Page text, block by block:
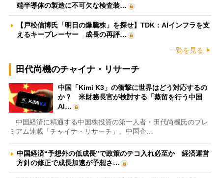
端半導体の製造に不可欠な検査装…
【戸松信博氏「明日の爆騰株」を探せ】TDK：AIインフラを支
えるキープレーヤー 成長の再評…
一覧を見る
田代尚機のチャイナ・リサーチ
中国「Kimi K3」の衝撃に世界はどう対応するの
か？ 米財務長官が検討する「蒸留を行う中国
AI…
中国経済に精通する中国株投資の第一人者・田代尚機氏のプレ
ミアム連載「チャイナ・リサーチ」。中国企…
中国経済“予想外の低成長”で政策のテコ入れ必至か 経済運営
方針の修正で成長加速が予想さ…